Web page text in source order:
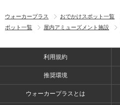
ウォーカープラス おでかけスポット一覧
ポット一覧
屋内アミューズメント施設
利用規約
推奨環境
ウォーカープラスとは